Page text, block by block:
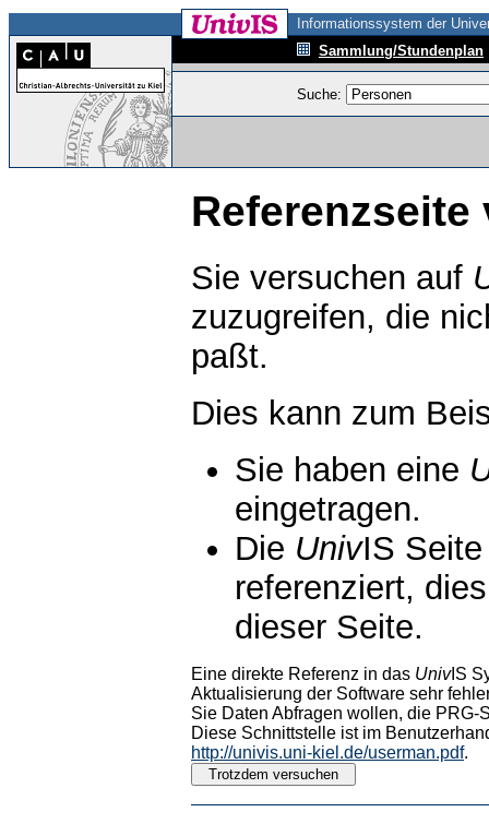
Informationssystem der
Sammlung/Stundenplan
Suche:
Referenzseite
Sie versuchen auf
zuzugreifen, die
paßt.
Dies kann zum
Sie haben eine
eingetragen.
Die UnivIS
referenziert,
dieser Seite.
Eine direkte Referenz in das UnivIS
Aktualisierung der Software sehr
Sie Daten Abfragen wollen, die PRG-
Diese Schnittstelle ist im
http://univis.uni-kiel.de/userman.pdf.